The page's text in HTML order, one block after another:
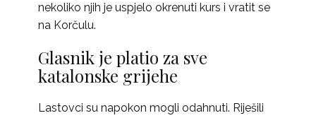
nekoliko njih je uspjelo okrenuti kurs i vratit se
na Korčulu.
Glasnik je platio za sve
katalonske grijehe
Lastovci su napokon mogli odahnuti. Riješili